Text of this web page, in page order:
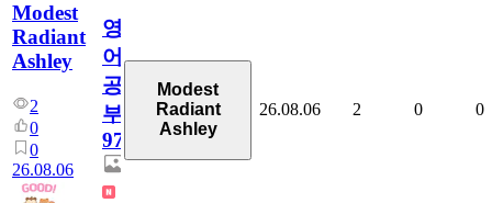
Modest
Radiant
Ashley
2
0
0
26.08.06
영
어
공
부
97
Modest
Radiant
Ashley
26.08.06 2 0 0